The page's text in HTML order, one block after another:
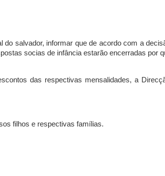
do salvador, informar que de acordo com a
socias de infância estarão encerradas por
das respectivas mensalidades, a
filhos e respectivas famílias.